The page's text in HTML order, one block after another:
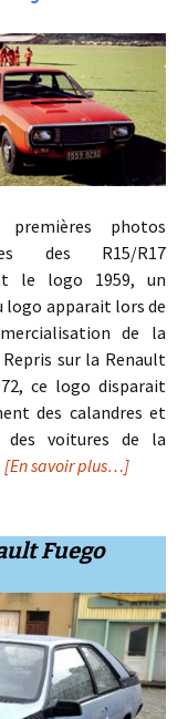
photos
des R15/R17
le logo 1959, un
logo apparait lors de
de la
sur la Renault
ce logo disparait
des calandres et
des voitures de la
[En savoir plus…]
Fuego